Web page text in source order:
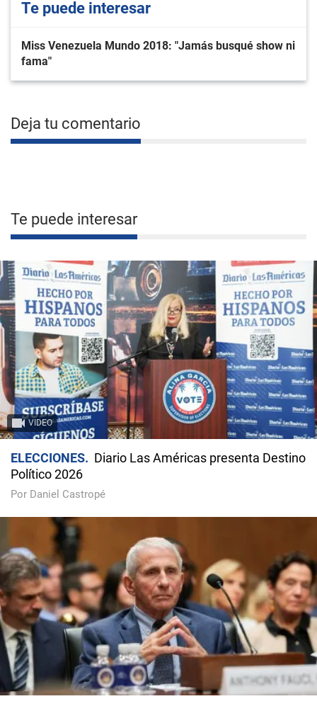
Te puede interesar
Miss Venezuela Mundo 2018: "Jamás busqué show ni
fama"
Deja tu comentario
Te puede interesar
VIDEO
ELECCIONES
Diario Las Américas presenta Destino
Político 2026
Por Daniel Castropé